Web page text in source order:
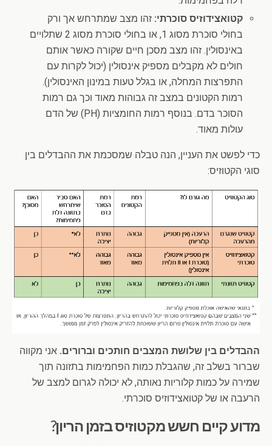
קטואצידוזיס סוכרתי: זהו מצב שמתרחש אך ורק
בחולי סוכרת מסוג 1, או בחולי סוכרת מסוג 2 שתלויים
באינסולין. זהו מצב מסכן חיים שקורה כאשר אותם
חולים לא מקבלים מספיק אינסולין (יכול לקרות עם
התפרצות המחלה, או בגלל טעות במינון האינסולין).
רמות הקטונים במצב זה גבוהות מאוד וכך גם רמות
הסוכר בדם. בנוסף רמות החומציות (PH) של הדם
עולות מאוד.
כדי לפשט את העניין, הנה טבלה שמסכמת את ההבדלים בין
סוגי הקטוזיס:
ההבדלים בין שלושת המצבים חותכים וברורים. אני מקווה
שברור בשלב זה, שהגבלת כמות הפחמימות בתזונה תוך
שמירה על כמות קלוריות נאותה, לא יכולה לגרום למצב של
הרעבה או של קטואצידוזיס סוכרתי.
מדוע קיים חשש מקטוזיס בזמן הריון?